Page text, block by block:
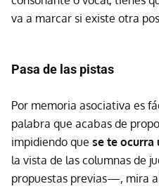
va a marcar si existe otra
Pasa de las pistas
Por memoria asociativa es
palabra que acabas de
impidiendo que se te ocurra
la vista de las columnas de
propuestas previas—, mira